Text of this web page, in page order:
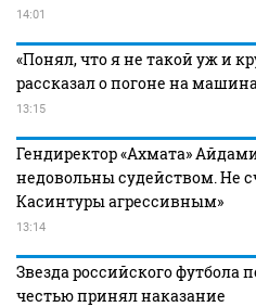
14:01
«Понял, что я не такой уж и
рассказал о погоне на
13:15
Гендиректор «Ахмата»
недовольны судейством. Не
Касинтуры агрессивным»
13:14
Звезда российского футбола
честью принял наказание